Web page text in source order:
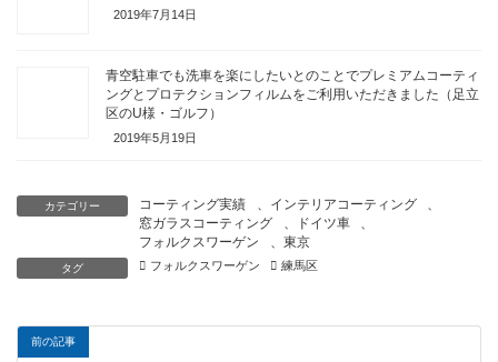
2019年7月14日
青空駐車でも洗車を楽にしたいとのことでプレミアムコーティ
ングとプロテクションフィルムをご利用いただきました（足立
区のU様・ゴルフ）
2019年5月19日
カテゴリー コーティング実績 インテリアコーティング
窓ガラスコーティング
ドイツ車
フォルクスワーゲン
東京
タグ フォルクスワーゲン 練馬区
前の記事